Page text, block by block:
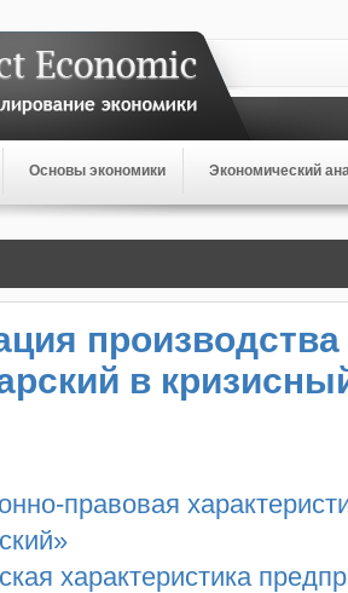
Основы экономики Экономический
в
правовая
характеристика